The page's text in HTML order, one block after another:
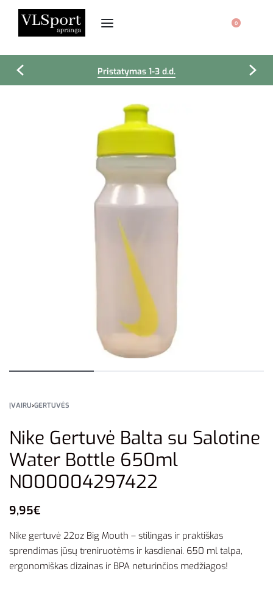
0
Pristatymas 1-3 d.d.
ĮVAIRU›GERTUVĖS
Nike Gertuvė Balta su Salotine
Water Bottle 650ml
N000004297422
9,95€
Nike gertuvė 22oz Big Mouth – stilingas ir praktiškas
sprendimas jūsų treniruotėms ir kasdienai. 650 ml talpa,
ergonomiškas dizainas ir BPA neturinčios medžiagos!